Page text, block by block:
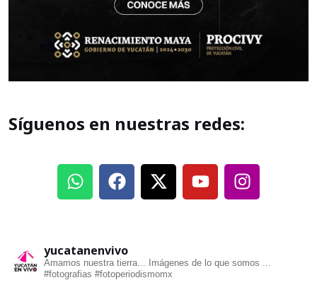
Síguenos en nuestras redes:
yucatanenvivo
Amamos nuestra tierra... Imágenes de lo que somos ...
#fotografias #fotoperiodismomx